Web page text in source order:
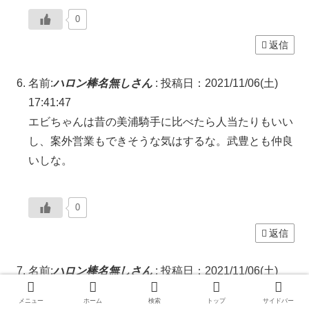
0
返信
名前:ハロン棒名無しさん : 投稿日：2021/11/06(土)
17:41:47
エビちゃんは昔の美浦騎手に比べたら人当たりもいい
し、案外営業もできそうな気はするな。武豊とも仲良
いしな。
0
返信
名前:ハロン棒名無しさん: 投稿日：2021/11/06(土)
18:43:05
メニュー ホーム 検索 トップ サイドバー